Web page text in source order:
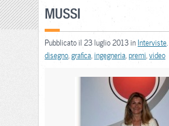
MUSSI
Pubblicato il 23 luglio 2013 inInterviste
disegno grafica ingegneria premi video